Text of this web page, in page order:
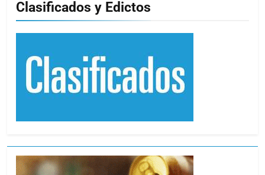
Clasificados y Edictos